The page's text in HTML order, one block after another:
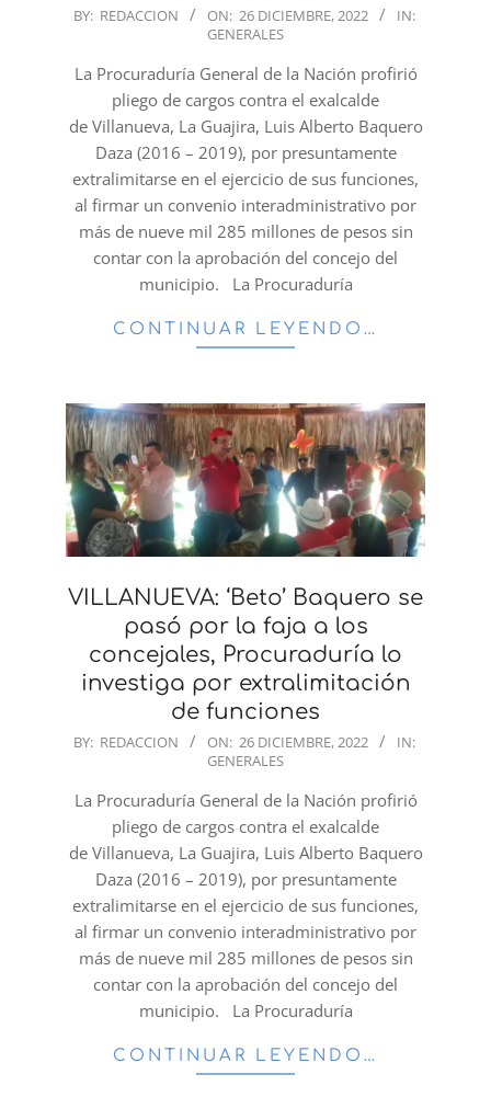
2022-
26
BY: REDACCION ON: 26 DICIEMBRE, 2022
IN:
GENERALES
La Procuraduría General de la Nación profirió
pliego de cargos contra el exalcalde
de Villanueva, La Guajira, Luis Alberto Baquero
Daza (2016 – 2019), por presuntamente
extralimitarse en el ejercicio de sus funciones,
al firmar un convenio interadministrativo por
más de nueve mil 285 millones de pesos sin
contar con la aprobación del concejo del
municipio. La Procuraduría
CONTINUAR LEYENDO…
VILLANUEVA: ‘Beto’ Baquero se
pasó por la faja a los
concejales, Procuraduría lo
investiga por extralimitación
de funciones
2022-
26
BY: REDACCION ON: 26 DICIEMBRE, 2022
IN:
GENERALES
La Procuraduría General de la Nación profirió
pliego de cargos contra el exalcalde
de Villanueva, La Guajira, Luis Alberto Baquero
Daza (2016 – 2019), por presuntamente
extralimitarse en el ejercicio de sus funciones,
al firmar un convenio interadministrativo por
más de nueve mil 285 millones de pesos sin
contar con la aprobación del concejo del
municipio. La Procuraduría
CONTINUAR LEYENDO…